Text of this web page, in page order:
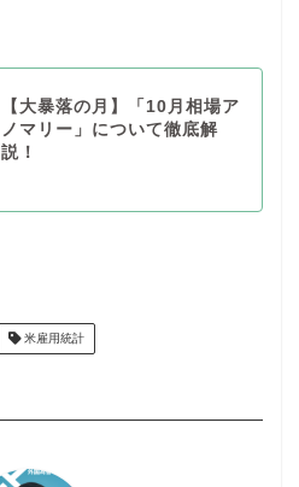
【大暴落の月】「10月相場ア
ノマリー」について徹底解
説！
米雇用統計